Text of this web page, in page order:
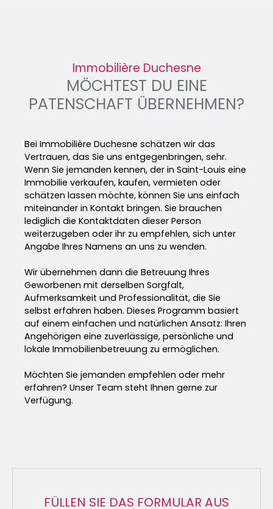
Immobilière Duchesne
MÖCHTEST DU EINE
PATENSCHAFT ÜBERNEHMEN?
Bei Immobilière Duchesne schätzen wir das
Vertrauen, das Sie uns entgegenbringen, sehr.
Wenn Sie jemanden kennen, der in Saint-Louis eine
Immobilie verkaufen, kaufen, vermieten oder
schätzen lassen möchte, können Sie uns einfach
miteinander in Kontakt bringen. Sie brauchen
lediglich die Kontaktdaten dieser Person
weiterzugeben oder ihr zu empfehlen, sich unter
Angabe Ihres Namens an uns zu wenden.
Wir übernehmen dann die Betreuung Ihres
Geworbenen mit derselben Sorgfalt,
Aufmerksamkeit und Professionalität, die Sie
selbst erfahren haben. Dieses Programm basiert
auf einem einfachen und natürlichen Ansatz: Ihren
Angehörigen eine zuverlässige, persönliche und
lokale Immobilienbetreuung zu ermöglichen.
Möchten Sie jemanden empfehlen oder mehr
erfahren? Unser Team steht Ihnen gerne zur
Verfügung.
FÜLLEN SIE DAS FORMULAR AUS